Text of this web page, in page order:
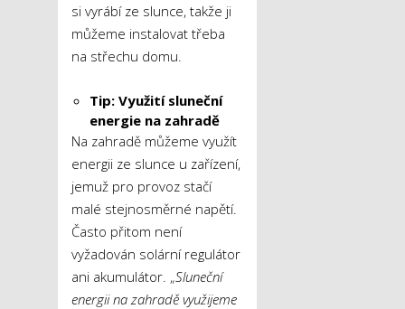
si vyrábí ze slunce, takže ji
můžeme instalovat třeba
na střechu domu.
Tip: Využití sluneční
energie na zahradě
Na zahradě můžeme využít
energii ze slunce u zařízení,
jemuž pro provoz stačí
malé stejnosměrné napětí.
Často přitom není
vyžadován solární regulátor
ani akumulátor. „Sluneční
energii na zahradě využijeme